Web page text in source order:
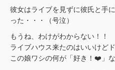
彼女はライブを見ずに彼氏と手
った・・・（号泣）
もうね、わけがわからない！！
ライブハウス来たのはいいけど
この娘ワシの何が「好き！❤️」